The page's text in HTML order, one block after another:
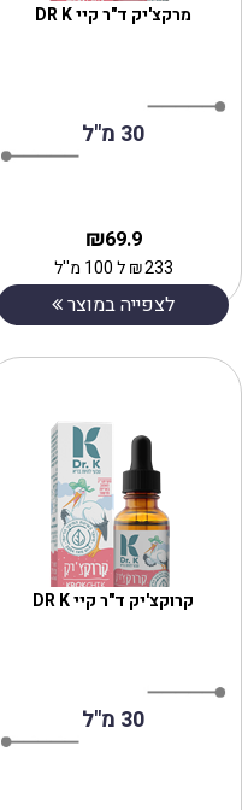
מרקצ'יק ד"ר קיי DR K
30 מ"ל
69.9
₪
233
₪ל 100 מ''ל
לצפייה במוצר
קרוקצ'יק ד"ר קיי DR K
30 מ"ל